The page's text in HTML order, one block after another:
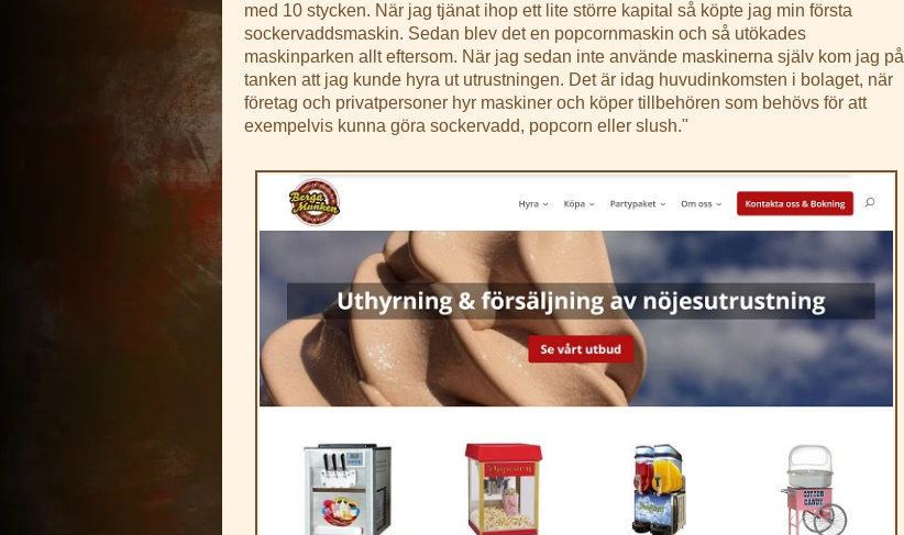
med 10 stycken. När jag tjänat ihop ett lite större kapital så köpte jag min första
sockervaddsmaskin. Sedan blev det en popcornmaskin och så utökades
maskinparken allt eftersom. När jag sedan inte använde maskinerna själv kom jag på
tanken att jag kunde hyra ut utrustningen. Det är idag huvudinkomsten i bolaget, när
företag och privatpersoner hyr maskiner och köper tillbehören som behövs för att
exempelvis kunna göra sockervadd, popcorn eller slush."